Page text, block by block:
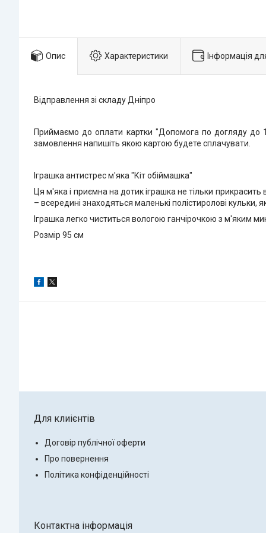
Опис Характеристики Інформація
Відправлення зі складу Дніпро
Приймаємо до оплати картки "Допомога по догляду до
замовлення напишіть якою картою будете сплачувати.
Іграшка антистрес м'яка "Кіт обіймашка"
Ця м'яка і приємна на дотик іграшка не тільки
– всередині знаходяться маленькі полістиролові
Іграшка легко чиститься вологою ганчірочкою з м'яким
Розмір 95 см
Для клиієнтів
Договір публічної оферти
Про повернення
Політика конфіденційності